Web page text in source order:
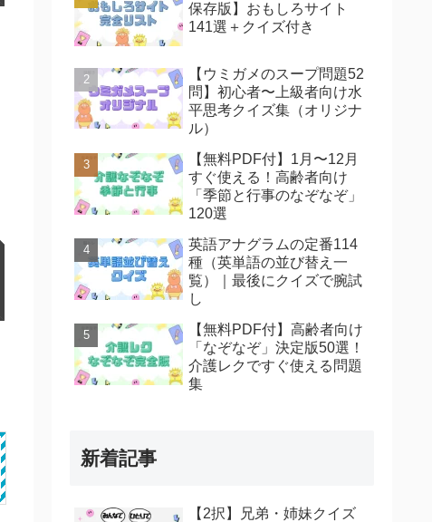
保存版】おもしろサイト
141選＋クイズ付き
【ウミガメのスープ問題52
問】初心者〜上級者向け水
平思考クイズ集（オリジナ
ル）
【無料PDF付】1月〜12月
すぐ使える！高齢者向け
「季節と行事のなぞなぞ」
120選
英語アナグラムの定番114
種（英単語の並び替え一
覧）｜最後にクイズで腕試
し
【無料PDF付】高齢者向け
「なぞなぞ」決定版50選！
介護レクですぐ使える問題
集
新着記事
【2択】兄弟・姉妹クイズ